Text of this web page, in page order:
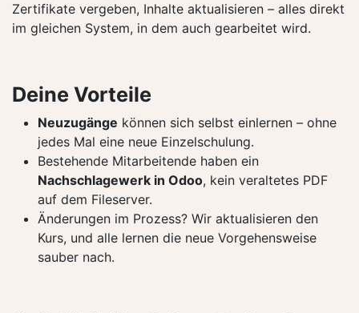
Zertifikate vergeben, Inhalte aktualisieren – alles direkt
im gleichen System, in dem auch gearbeitet wird.
Deine Vorteile
Neuzugänge können sich selbst einlernen – ohne
jedes Mal eine neue Einzelschulung.
Bestehende Mitarbeitende haben ein
Nachschlagewerk in Odoo, kein veraltetes PDF
auf dem Fileserver.
Änderungen im Prozess? Wir aktualisieren den
Kurs, und alle lernen die neue Vorgehensweise
sauber nach.